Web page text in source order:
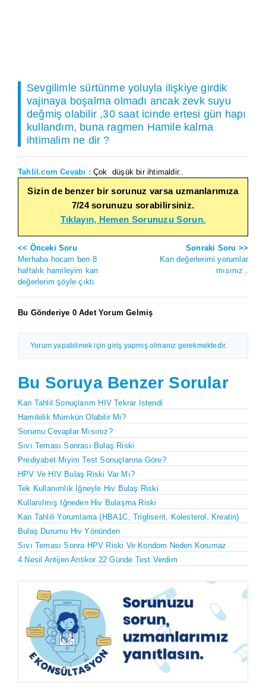
Sevgilimle sürtünme yoluyla ilişkiye girdik
vajinaya boşalma olmadı ancak zevk suyu
değmiş olabilir ,30 saat icinde ertesi gün hapı
kullandım, buna ragmen Hamile kalma
ihtimalim ne dir ?
Tahlil.com Cevabı : Çok düşük bir ihtimaldir..
Sizin de benzer bir sorunuz varsa uzmanlarımıza
7/24 sorunuzu sorabilirsiniz.
Tıklayın, Hemen Sorunuzu Sorun.
<< Önceki Soru
Merhaba hocam ben 8
haftalık hamileyim kan
değerlerim şöyle çıktı
Sonraki Soru >>
Kan değerlerimi yorumlar
mısınız..
Bu Gönderiye 0 Adet Yorum Gelmiş
Yorum yapabilmek için giriş yapmış olmanız gerekmektedir.
Bu Soruya Benzer Sorular
Kan Tahlil Sonuçlarım HIV Tekrar Istendi
Hamilelik Mümkün Olabilir Mi?
Sorumu Cevaplar Mısınız?
Sıvı Teması Sonrası Bulaş Riski
Prediyabet Miyim Test Sonuçlarına Göre?
HPV Ve HIV Bulaş Riski Var Mı?
Tek Kullanımlık İğneyle Hiv Bulaş Riski
Kullanılmış Iğneden Hiv Bulaşma Riski
Kan Tahlili Yorumlama (HBA1C, Trigliserit, Kolesterol, Kreatin)
Bulaş Durumu Hiv Yönünden
Sıvı Teması Sonra HPV Riski Ve Kondom Neden Korumaz
4 Nesil Antijen Antikor 22 Günde Test Verdim